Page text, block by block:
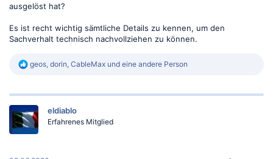
ausgelöst hat?
Es ist recht wichtig sämtliche Details zu kennen, um den
Sachverhalt technisch nachvollziehen zu können.
R
k
i
o
n
geos, dorin, CableMax und eine andere Person
eldiablo
Erfahrenes Mitglied